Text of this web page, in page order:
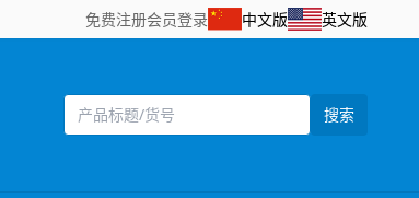
免费注册会员登录 中文版 英文版
搜索